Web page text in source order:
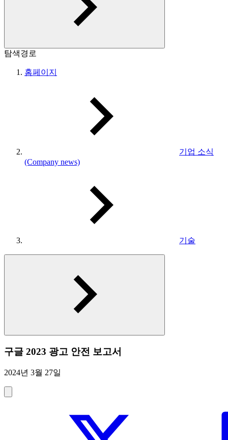
탐색경로
홈페이지
기업 소식
(Company news)
기술
구글 2023 광고 안전 보고서
2024년 3월 27일